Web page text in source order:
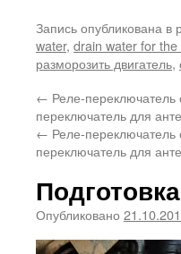
Запись опубликована в
water, drain water for the
разморозить двигатель,
← Реле-
переключатель для
← Реле-
переключатель для
Опубликовано